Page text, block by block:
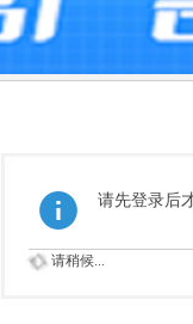
请先登录后
请稍候...